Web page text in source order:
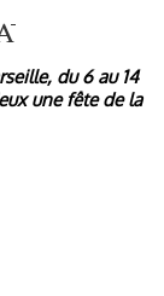
du 6 au 14
une fête de la